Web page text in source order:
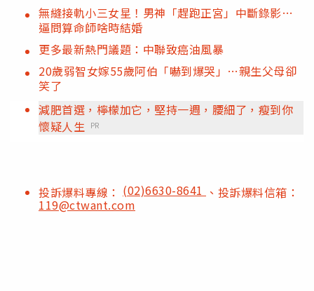
無縫接軌小三女星！男神「趕跑正宮」中斷錄影…
逼問算命師啥時結婚
更多最新熱門議題：中聯致癌油風暴
20歲弱智女嫁55歲阿伯「嚇到爆哭」…親生父母卻
笑了
減肥首選，檸檬加它，堅持一週，腰細了，瘦到你
懷疑人生
PR
投訴爆料專線： (02)6630-8641 、投訴爆料信箱：
119@ctwant.com